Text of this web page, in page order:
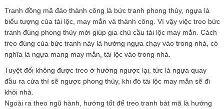
Tranh đồng mã đáo thành công là bức tranh phong thủy, ngựa là
biểu tượng của tài lộc, may mắn và thành công. Vì vậy việc treo bức
tranh đúng phong thủy mới giúp gia chủ cầu tài lộc may mắn. Cách
treo đúng của bức tranh này là hướng ngựa chạy vào trong nhà, có
nghĩa là ngựa mang may mắn, tài lộc vào trong nhà.
Tuyệt đối không được treo ở hướng ngược lại, tức là ngựa quay
đầu ra cửa thì sẽ ngược phong thủy, khi đó tài lộc may mắn sẽ đi
khỏi nhà.
Ngoài ra theo ngũ hành, hướng tốt để treo tranh bát mã là hướng